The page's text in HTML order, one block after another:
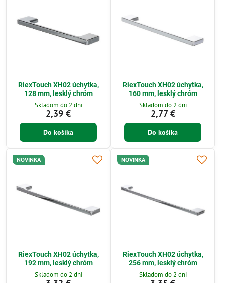
RiexTouch XH02 úchytka,
128 mm, lesklý chróm
Skladom do 2 dni
2,39 €
Do košíka
RiexTouch XH02 úchytka,
160 mm, lesklý chróm
Skladom do 2 dni
2,77 €
Do košíka
NOVINKA
RiexTouch XH02 úchytka,
192 mm, lesklý chróm
Skladom do 2 dni
NOVINKA
RiexTouch XH02 úchytka,
256 mm, lesklý chróm
Skladom do 2 dni